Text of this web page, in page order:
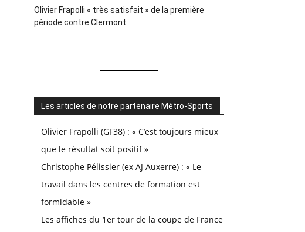
Olivier Frapolli « très satisfait » de la première
période contre Clermont
Les articles de notre partenaire Métro-Sports
Olivier Frapolli (GF38) : « C’est toujours mieux
que le résultat soit positif »
Christophe Pélissier (ex AJ Auxerre) : « Le
travail dans les centres de formation est
formidable »
Les affiches du 1er tour de la coupe de France